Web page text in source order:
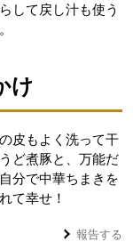
して戻し汁も使う
け
皮もよく洗って干
ど煮豚と、万能だ
分で中華ちまきを
て幸せ！
報告する